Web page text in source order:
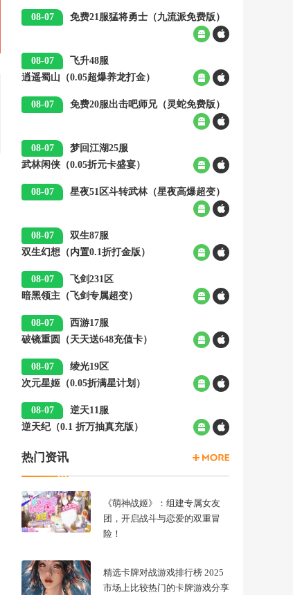
08-07
免费21服猛将勇士（九流派免费版）
08-07
00:05
飞升48服
逍遥蜀山（0.05超爆养龙打金）
08-07
免费20服出击吧师兄（灵蛇免费版）
08-07
00:05
梦回江湖25服
武林闲侠（0.05折元卡盛宴）
08-07
星夜51区斗转武林（星夜高爆超变）
08-07
00:05
双生87服
双生幻想（内置0.1折打金版）
08-07
00:05
飞剑231区
暗黑领主（飞剑专属超变）
08-07
00:05
西游17服
破镜重圆（天天送648充值卡）
08-07
00:05
绫光19区
次元星姬（0.05折满星计划）
08-07
00:05
逆天11服
逆天纪（0.1 折万抽真充版）
热门资讯
《萌神战姬》：组建专属女友
团，开启战斗与恋爱的双重冒
险！
精选卡牌对战游戏排行榜 2025
市场上比较热门的卡牌游戏分享